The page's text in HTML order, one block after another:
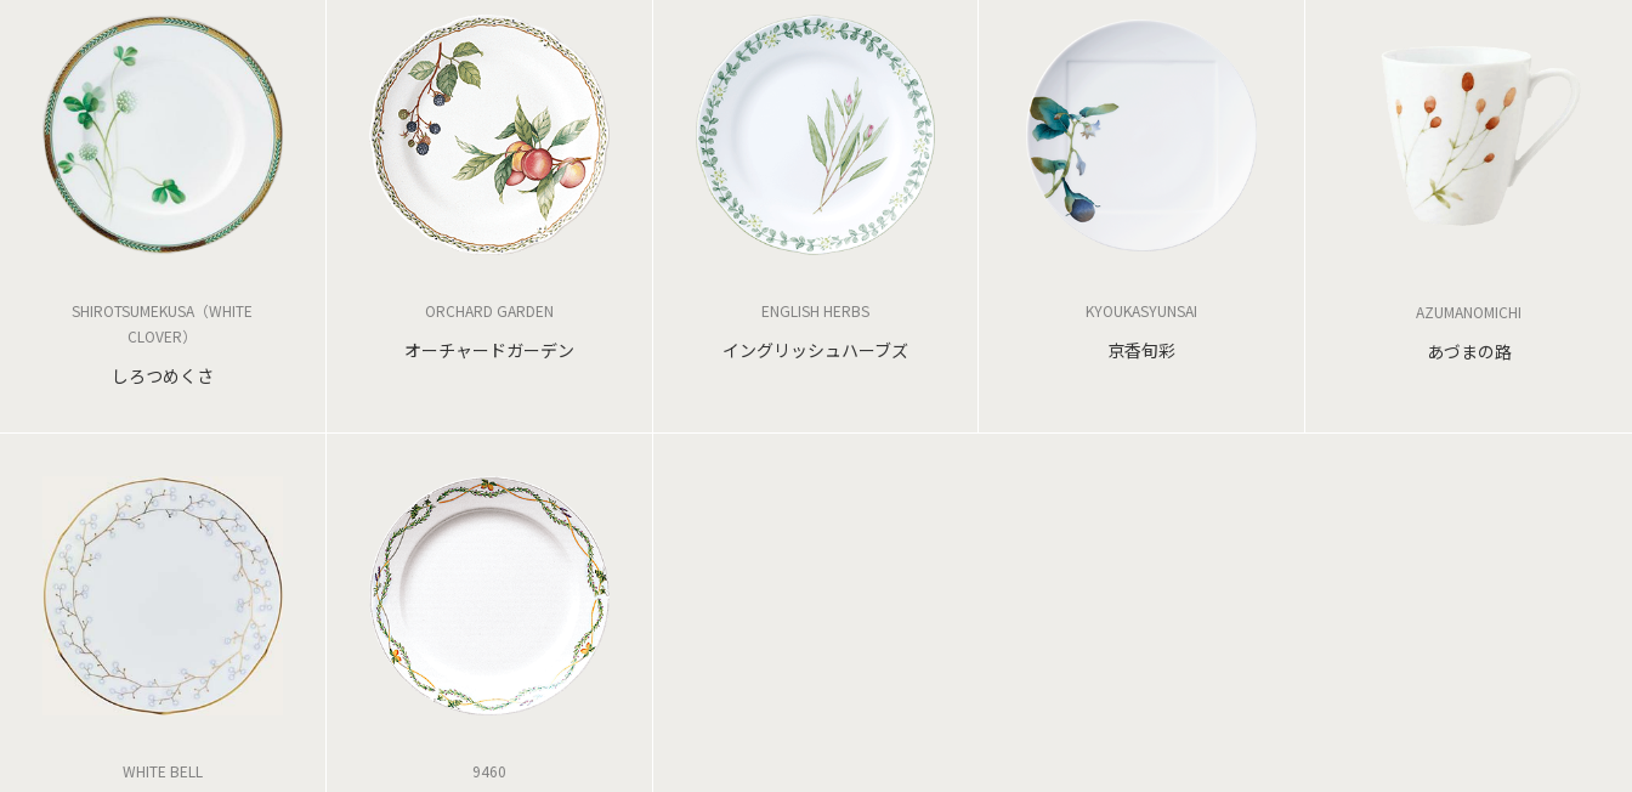
SHIROTSUMEKUSA（WHITE
CLOVER）
しろつめくさ
ORCHARD GARDEN
オーチャードガーデン
ENGLISH HERBS
イングリッシュハーブズ
KYOUKASYUNSAI
京香旬彩
AZUMANOMICHI
あづまの路
WHITE BELL 9460